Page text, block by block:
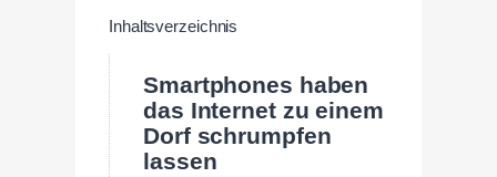
Inhaltsverzeichnis
Smartphones haben
das Internet zu einem
Dorf schrumpfen
lassen